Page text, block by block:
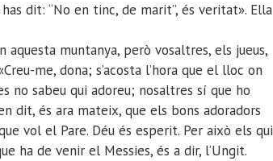
dit: “No en tinc, de marit”, és veritat». Ella
aquesta muntanya, però vosaltres, els jueus,
me, dona; s’acosta l’hora que el lloc on
no sabeu qui adoreu; nosaltres sí que ho
dit, és ara mateix, que els bons adoradors
vol el Pare. Déu és esperit. Per això els qui
ha de venir el Messies, és a dir, l’Ungit.